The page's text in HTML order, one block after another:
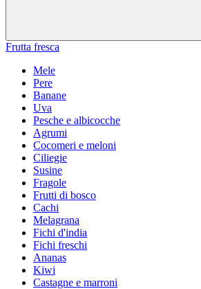
Frutta fresca
Mele
Pere
Banane
Uva
Pesche e albicocche
Agrumi
Cocomeri e meloni
Ciliegie
Susine
Fragole
Frutti di bosco
Cachi
Melagrana
Fichi d'india
Fichi freschi
Ananas
Kiwi
Castagne e marroni